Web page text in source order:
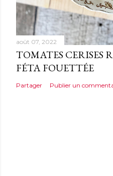
août 07, 2022
TOMATES CERISES
FÉTA FOUETTÉE
Partager Publier un